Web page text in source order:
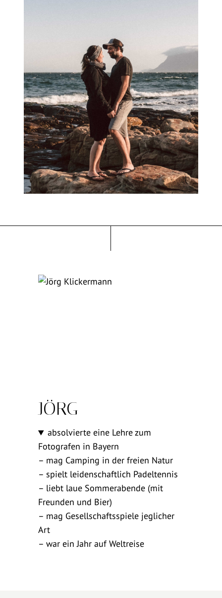
JÖRG
absolvierte eine Lehre zum
Fotografen in Bayern
– mag Camping in der freien Natur
– spielt leidenschaftlich Padeltennis
– liebt laue Sommerabende (mit
Freunden und Bier)
– mag Gesellschaftsspiele jeglicher
Art
– war ein Jahr auf Weltreise